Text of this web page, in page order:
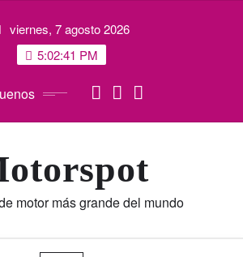
viernes, 7 agosto 2026
5:02:42 PM
motor más grande del mundo